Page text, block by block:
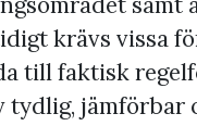
krävs vissa
till faktisk
tydlig, jämförbar